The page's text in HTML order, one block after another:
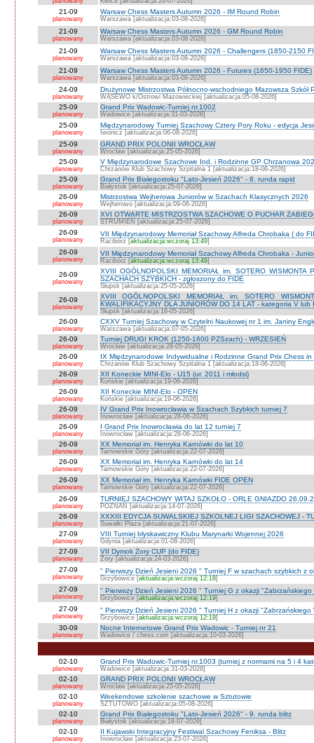
21-09
planowany
Warsaw Chess Masters Autumn 2026 - IM Round Robin
Warszawa [aktualizacja:03-08-2026]
21-09
planowany
Warsaw Chess Masters Autumn 2026 - GM Round Robin
Warszawa [aktualizacja:03-08-2026]
21-09
planowany
Warsaw Chess Masters Autumn 2026 - Challengers (1850-2150
Warszawa [aktualizacja:03-08-2026]
21-09
planowany
Warsaw Chess Masters Autumn 2026 - Futures (1650-1950 FIDE)
Warszawa [aktualizacja:03-08-2026]
24-09
planowany
Drużynowe Mistrzostwa Północno-wschodniego Mazowsza Szkół
WĄSEWO k/Ostrowi Mazowieckiej [aktualizacja:05-08-2026]
25-09
planowany
Grand Prix Wadowic-Turniej nr.1002
Wadowice [aktualizacja:31-03-2026]
25-09
planowany
Międzynarodowy Turniej Szachowy Cztery Pory Roku - edycja
Iwonicz [aktualizacja:06-08-2026]
25-09
planowany
GRAND PRIX POLONII WROCŁAW
Wrocław [aktualizacja:25-05-2026]
25-09
planowany
V Międzynarodowe Szachowe Ind. i Rodzinne GP Chrzanowa
Chrzanów Klub Szachowy Szpitalna 1 [aktualizacja:18-06-2026]
25-09
planowany
Grand Prix Białegostoku "Lato-Jesień 2026" - 8. runda rapid
Białystok [aktualizacja:25-07-2026]
26-09
planowany
Mistrzostwa Wejherowa Juniorów w Szachach Klasycznych 2026
Wejherowo [aktualizacja:09-06-2026]
26-09
planowany
XVI OTWARTE MISTRZOSTWA SZACHOWE O PUCHAR
STRUMIEŃ [aktualizacja:25-07-2026]
26-09
planowany
VII Międzynarodowy Memoriał Szachowy Alfreda Chrobaka ( do
Racibórz [aktualizacja:wczoraj 13:49]
26-09
planowany
VII Międzynarodowy Memoriał Szachowy Alfreda Chrobaka -
Racibórz [aktualizacja:wczoraj 13:49]
26-09
planowany
XVIII OGÓLNOPOLSKI MEMORIAŁ im. SOTERO WISMONTA
SZACHACH SZYBKICH - zgłoszony do FIDE
Słupsk [aktualizacja:25-05-2026]
26-09
planowany
XVIII OGÓLNOPOLSKI MEMORIAŁ im. SOTERO
KWALIFIKACYJNY DLA JUNIORÓW DO 14 LAT - kategoria V
Słupsk [aktualizacja:16-05-2026]
26-09
planowany
CXXV Turniej Szachowy w Czytelni Naukowej nr 1 im. Janiny
Warszawa [aktualizacja:07-05-2026]
26-09
planowany
Turniej DRUGI KROK (1250-1600 PZSzach) - WRZESIEŃ
Wrocław [aktualizacja:28-05-2026]
26-09
planowany
IX Międzynarodowe Indywidualne i Rodzinne Grand Prix Chess
Chrzanów Klub Szachowy Szpitalna 1 [aktualizacja:18-06-2026]
26-09
planowany
XII Koneckie MINI-Elo - U15 (ur. 2011 i młodsi)
Końskie [aktualizacja:19-06-2026]
26-09
planowany
XII Koneckie MINI-Elo - OPEN
Końskie [aktualizacja:19-06-2026]
26-09
planowany
IV Grand Prix Inowrocławia w Szachach Szybkich turniej 7
Inowrocław [aktualizacja:28-06-2026]
26-09
planowany
I Grand Prix Inowrocławia do lat 12 turniej 7
Inowrocław [aktualizacja:28-06-2026]
26-09
planowany
XX Memoriał im. Henryka Karnówki do lat 10
Tarnowskie Góry [aktualizacja:22-07-2026]
26-09
planowany
XX Memoriał im. Henryka Karnówki do lat 14
Tarnowskie Góry [aktualizacja:22-07-2026]
26-09
planowany
XX Memoriał im. Henryka Karnówki FIDE OPEN
Tarnowskie Góry [aktualizacja:22-07-2026]
26-09
planowany
TURNIEJ SZACHOWY WITAJ SZKOŁO - ORLE GNIAZDO
POZNAŃ [aktualizacja:14-07-2026]
26-09
planowany
XXXIII EDYCJA SUWALSKIEJ SZKOLNEJ LIGI SZACHOWEJ -
Suwałki Plaza [aktualizacja:21-07-2026]
27-09
planowany
VIII Turniej błyskawiczny Klubu Marynarki Wojennej 2026
Gdynia [aktualizacja:01-08-2026]
27-09
planowany
VII Dymok Żory CUP (do FIDE)
Żory [aktualizacja:24-03-2026]
27-09
planowany
" Pierwszy Dzień Jesieni 2026 " Turniej F w szachach szybkich z
Grzybowice [aktualizacja:wczoraj 12:18]
27-09
planowany
" Pierwszy Dzień Jesieni 2026 " Turniej G z okazji "Zabrzańskiego
Grzybowice [aktualizacja:wczoraj 12:19]
27-09
planowany
" Pierwszy Dzień Jesieni 2026 " Turniej H z okazji "Zabrzańskiego
Grzybowice [aktualizacja:wczoraj 12:19]
30-09
planowany
Nocne Internetowe Grand Prix Wadowic - Turniej nr 21
Wadowice / chess.com [aktualizacja:10-03-2026]
02-10
planowany
Grand Prix Wadowic-Turniej nr.1003 (turniej z normami na 5 i 4
Wadowice [aktualizacja:31-03-2026]
02-10
planowany
GRAND PRIX POLONII WROCŁAW
Wrocław [aktualizacja:25-05-2026]
02-10
planowany
Weekendowe szkolenie szachowe w Sztutowie
SZTUTOWO [aktualizacja:05-08-2026]
02-10
planowany
Grand Prix Białegostoku "Lato-Jesień 2026" - 9. runda blitz
Białystok [aktualizacja:18-07-2026]
02-10
planowany
II Kujawski Integracyjny Festiwal Szachowy Feniksa - Blitz
Inowrocław [aktualizacja:23-07-2026]